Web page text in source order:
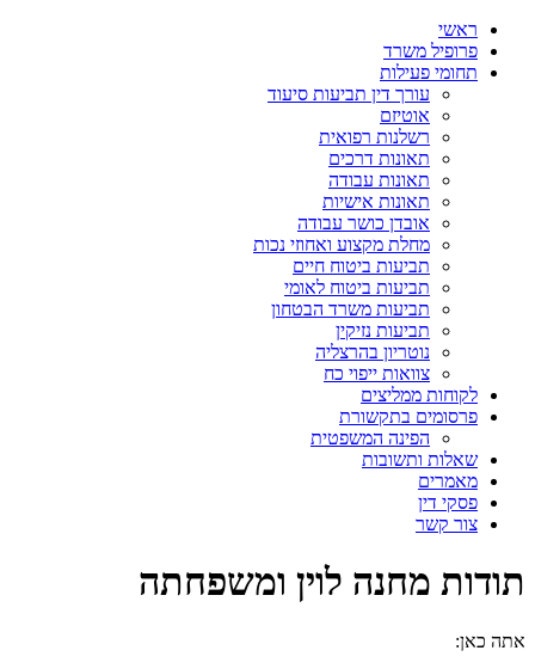
ראשי
פרופיל משרד
תחומי פעילות
עורך דין תביעות סיעוד
אוטיזם
רשלנות רפואית
תאונות דרכים
תאונות עבודה
תאונות אישיות
אובדן כושר עבודה
מחלת מקצוע ואחוזי נכות
תביעות ביטוח חיים
תביעות ביטוח לאומי
תביעות משרד הבטחון
תביעות נזיקין
נוטריון בהרצליה
צוואות ייפוי כח
לקוחות ממליצים
פרסומים בתקשורת
הפינה המשפטית
שאלות ותשובות
מאמרים
פסקי דין
צור קשר
תודות מחנה לוין ומשפחתה
אתה כאן: